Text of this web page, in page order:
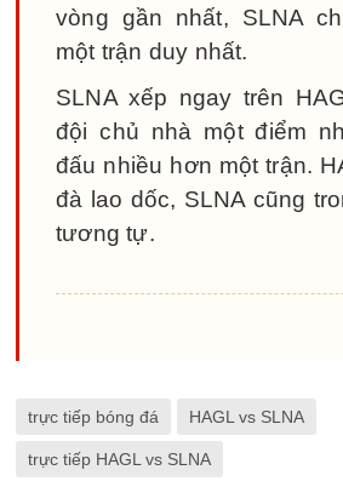
vòng gần nhất, SLNA
một trận duy nhất.
SLNA xếp ngay trên
đội chủ nhà một điểm
đấu nhiều hơn một trận.
đà lao dốc, SLNA cũng
tương tự.
trực tiếp bóng đá HAGL vs SLNA
trực tiếp HAGL vs SLNA